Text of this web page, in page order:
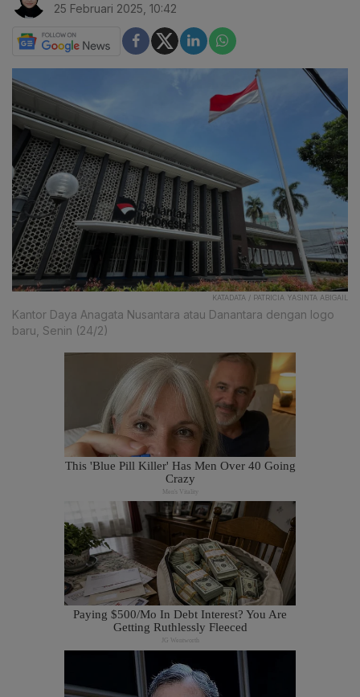
25 Februari 2025, 10:42
KATADATA / PATRICIA YASINTA ABIGAIL
Kantor Daya Anagata Nusantara atau Danantara dengan logo
baru, Senin (24/2)